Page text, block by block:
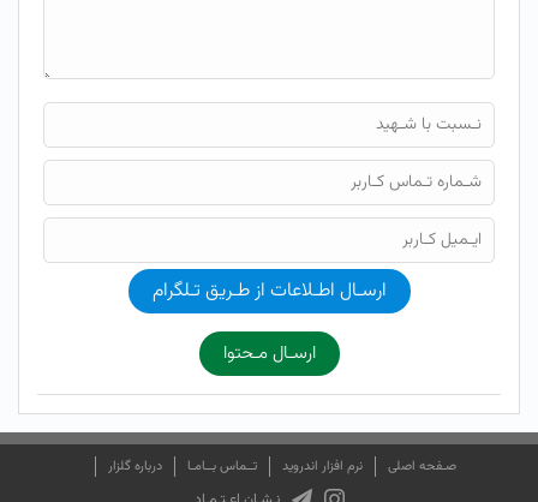
ارسـال اطـلاعات از طـریق تـلگرام
ارسـال مـحتوا
صـفحه اصلی نرم افزار اندروید تــماس بــامـا درباره گلزار